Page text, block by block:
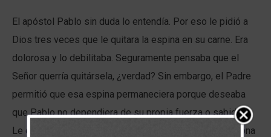
El apóstol Pablo sin duda lo entendía. Por eso le pidió a
Dios tres veces que le quitara la espina en su carne. Era
dolorosa y lo debilitaba. Seguramente pensaba que el
Señor querría quitársela, ¿verdad? Sin embargo, el Padre
permitió que esa espina permaneciera porque deseaba
que Pablo no dependiera de su propia fuerza o sabiduría.
Le enseñó una verdad profunda: «el poder se perfecciona